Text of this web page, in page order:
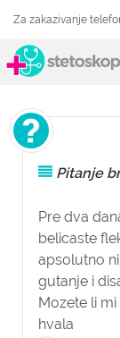
Za zakazivanje
Pitanje
Pre dva
belicaste
apsolutno
gutanje i
Mozete li
hvala